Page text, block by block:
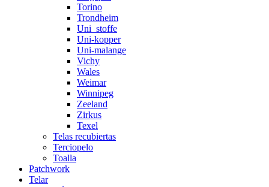
Torino
Trondheim
Uni_stoffe
Uni-kopper
Uni-malange
Vichy
Wales
Weimar
Winnipeg
Zeeland
Zirkus
Texel
Telas recubiertas
Terciopelo
Toalla
Patchwork
Telar